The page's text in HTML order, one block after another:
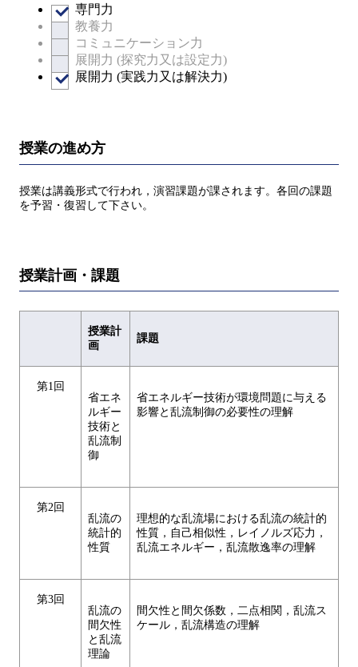
専門力
教養力
コミュニケーション力
展開力 (探究力又は設定力)
展開力 (実践力又は解決力)
授業の進め方
授業は講義形式で行われ，演習課題が課されます。各回の課題
を予習・復習して下さい。
授業計画・課題
授業計
画
課題
第1回
省エネ
ルギー
技術と
乱流制
御
省エネルギー技術が環境問題に与える
影響と乱流制御の必要性の理解
第2回
乱流の
統計的
性質
理想的な乱流場における乱流の統計的
性質，自己相似性，レイノルズ応力，
乱流エネルギー，乱流散逸率の理解
第3回
乱流の
間欠性
と乱流
理論
間欠性と間欠係数，二点相関，乱流ス
ケール，乱流構造の理解